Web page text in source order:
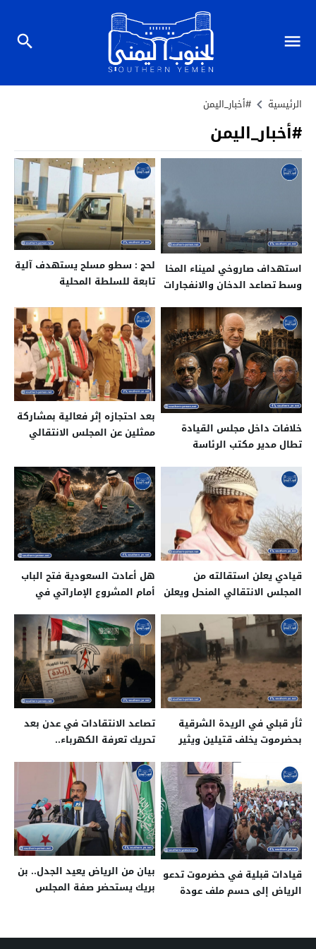
الرئيسية #أخبار_اليمن
#أخبار_اليمن
استهداف صاروخي لميناء المخا
وسط تصاعد الدخان والانفجارات
لحج : سطو مسلح يستهدف آلية
تابعة للسلطة المحلية
خلافات داخل مجلس القيادة
تطال مدير مكتب الرئاسة
بعد احتجازه إثر فعالية بمشاركة
ممثلين عن المجلس الانتقالي
قيادي يعلن استقالته من
المجلس الانتقالي المنحل ويعلن
هل أعادت السعودية فتح الباب
أمام المشروع الإماراتي في
ثأر قبلي في الريدة الشرقية
بحضرموت يخلف قتيلين ويثير
تصاعد الانتقادات في عدن بعد
تحريك تعرفة الكهرباء..
السعودي والإماراتي
قيادات قبلية في حضرموت تدعو
الرياض إلى حسم ملف عودة
بيان من الرياض يعيد الجدل.. بن
بريك يستحضر صفة المجلس